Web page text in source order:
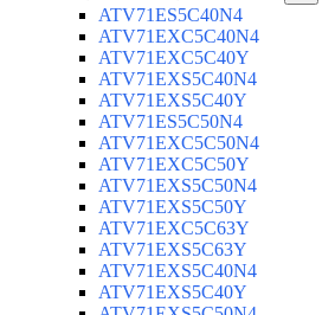
ATV71ES5C40N4
ATV71EXC5C40N4
ATV71EXC5C40Y
ATV71EXS5C40N4
ATV71EXS5C40Y
ATV71ES5C50N4
ATV71EXC5C50N4
ATV71EXC5C50Y
ATV71EXS5C50N4
ATV71EXS5C50Y
ATV71EXC5C63Y
ATV71EXS5C63Y
ATV71EXS5C40N4
ATV71EXS5C40Y